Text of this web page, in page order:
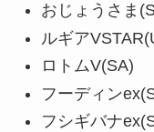
おじょうさま
ルギア
ロトムV(SA)
フーディン
フシギバナ